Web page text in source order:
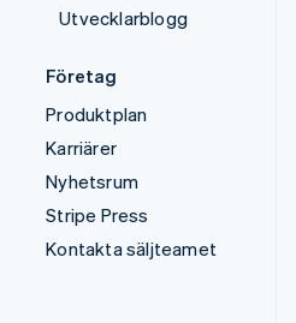
Utvecklarblogg
Företag
Produktplan
Karriärer
Nyhetsrum
Stripe Press
Kontakta säljteamet